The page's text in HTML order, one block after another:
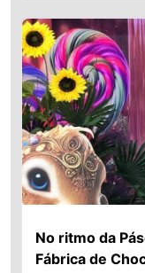
No ritmo da
Fábrica de